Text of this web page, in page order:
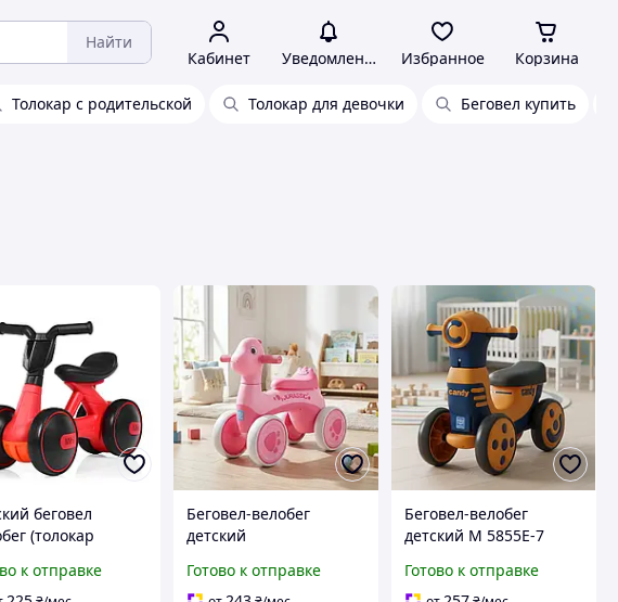
Найти
Кабинет Уведомления Избранное Корзина
Толокар с родительской Толокар для девочки Беговел купить
беговел
(толокар
музыка,
к отправке
Беговел-велобег
детский
музыкальный толокар-
Готово к отправке
Беговел-велобег
детский M 5855E-7
фарой и музыкой от
Готово к отправке